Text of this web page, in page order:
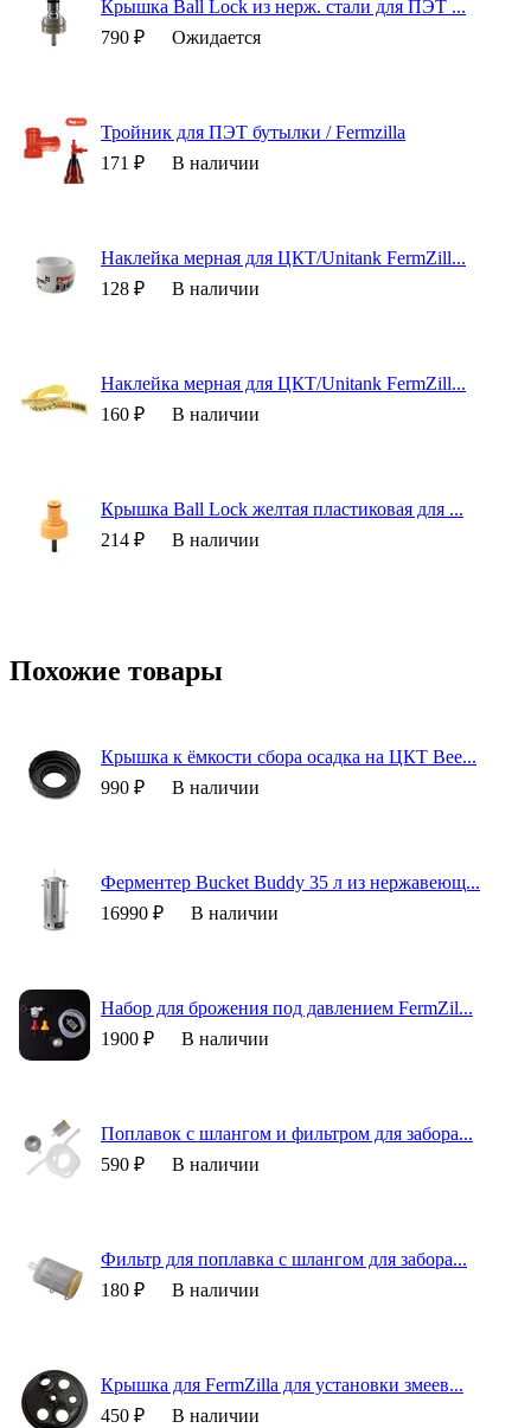
Крышка Ball Lock из нерж. стали для ПЭТ ...
790 ₽
Ожидается
Тройник для ПЭТ бутылки / Fermzilla
171 ₽
В наличии
Наклейка мерная для ЦКТ/Unitank FermZill...
128 ₽
В наличии
Наклейка мерная для ЦКТ/Unitank FermZill...
160 ₽
В наличии
Крышка Ball Lock желтая пластиковая для ...
214 ₽
В наличии
Похожие товары
Крышка к ёмкости сбора осадка на ЦКТ Bee...
990 ₽
В наличии
Ферментер Bucket Buddy 35 л из нержавеющ...
16990 ₽
В наличии
Набор для брожения под давлением FermZil...
1900 ₽
В наличии
Поплавок с шлангом и фильтром для забора...
590 ₽
В наличии
Фильтр для поплавка с шлангом для забора...
180 ₽
В наличии
Крышка для FermZilla для установки змеев...
450 ₽
В наличии